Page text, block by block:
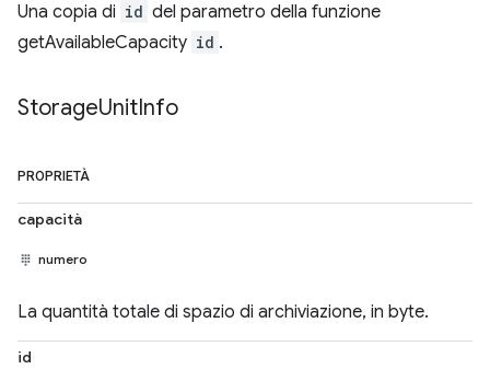
Una copia di id del parametro della funzione
getAvailableCapacity id .
StorageUnitInfo
PROPRIETÀ
capacità
numero
La quantità totale di spazio di archiviazione, in byte.
id